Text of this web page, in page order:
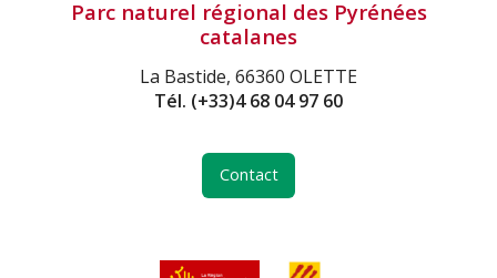
Parc naturel régional des Pyrénées
catalanes
La Bastide, 66360 OLETTE
Tél. (+33)4 68 04 97 60
Contact